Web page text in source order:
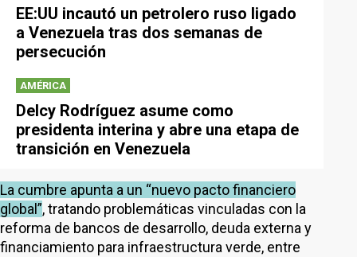
EE:UU incautó un petrolero ruso ligado
a Venezuela tras dos semanas de
persecución
AMÉRICA
Delcy Rodríguez asume como
presidenta interina y abre una etapa de
transición en Venezuela
La cumbre apunta a un “nuevo pacto financiero
global”, tratando problemáticas vinculadas con la
reforma de bancos de desarrollo, deuda externa y
financiamiento para infraestructura verde, entre